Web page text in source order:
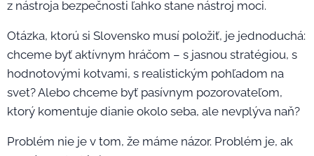
z nástroja bezpečnosti ľahko stane nástroj moci.
Otázka, ktorú si Slovensko musí položiť, je jednoduchá:
chceme byť aktívnym hráčom – s jasnou stratégiou, s
hodnotovými kotvami, s realistickým pohľadom na
svet? Alebo chceme byť pasívnym pozorovateľom,
ktorý komentuje dianie okolo seba, ale nevplýva naň?
Problém nie je v tom, že máme názor. Problém je, ak